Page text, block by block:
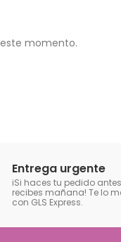
momento.
Entrega urgente
iSi haces tu pedido
recibes mañana! Te lo
con GLS Express.